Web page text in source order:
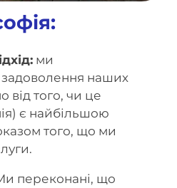
ми
наших
від того, чи це
є найбільшою
того, що ми
переконані, що